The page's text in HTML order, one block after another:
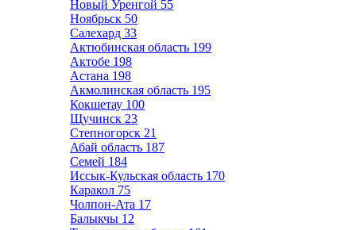
Новый Уренгой 55
Ноябрьск 50
Салехард 33
Актюбинская область 199
Актобе 198
Астана 198
Акмолинская область 195
Кокшетау 100
Щучинск 23
Степногорск 21
Абай область 187
Семей 184
Иссык-Кульская область 170
Каракол 75
Чолпон-Ата 17
Балыкчы 12